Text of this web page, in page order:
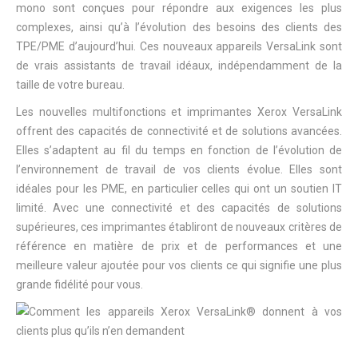
mono sont conçues pour répondre aux exigences les plus
complexes, ainsi qu’à l’évolution des besoins des clients des
TPE/PME d’aujourd’hui. Ces nouveaux appareils VersaLink sont
de vrais assistants de travail idéaux, indépendamment de la
taille de votre bureau.
Les nouvelles multifonctions et imprimantes Xerox VersaLink
offrent des capacités de connectivité et de solutions avancées.
Elles s’adaptent au fil du temps en fonction de l’évolution de
l’environnement de travail de vos clients évolue. Elles sont
idéales pour les PME, en particulier celles qui ont un soutien IT
limité. Avec une connectivité et des capacités de solutions
supérieures, ces imprimantes établiront de nouveaux critères de
référence en matière de prix et de performances et une
meilleure valeur ajoutée pour vos clients ce qui signifie une plus
grande fidélité pour vous.